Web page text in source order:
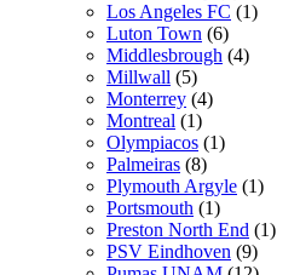
Los Angeles FC (1)
Luton Town (6)
Middlesbrough (4)
Millwall (5)
Monterrey (4)
Montreal (1)
Olympiacos (1)
Palmeiras (8)
Plymouth Argyle (1)
Portsmouth (1)
Preston North End (1)
PSV Eindhoven (9)